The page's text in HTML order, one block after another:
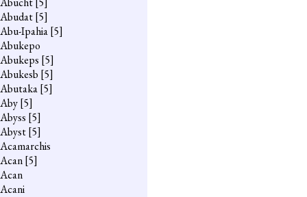
Abudat[5]
Abu-Ipahia[5]
Abukepo
Abukeps [5]
Abukesb [5]
Abutaka[5]
Aby[5]
Abyss [5]
Abyst[5]
Acamarchis
Acan[5]
Acan
Acani